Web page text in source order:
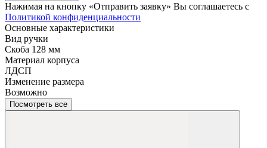
Нажимая на кнопку «Отправить заявку» Вы соглашаетесь с
Политикой конфиденциальности
Основные характеристики
Вид ручки
Скоба 128 мм
Материал корпуса
ЛДСП
Изменение размера
Возможно
Посмотреть все